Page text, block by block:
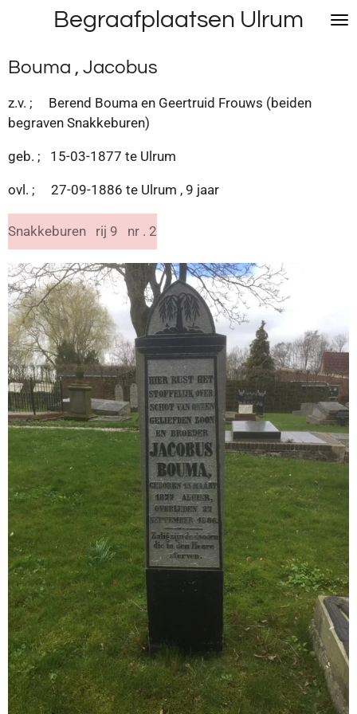
naar
de
hoofdinhoud
Begraafplaatsen Ulrum
Bouma , Jacobus
z.v. ; Berend Bouma en Geertruid Frouws (beiden
begraven Snakkeburen)
geb. ; 15-03-1877 te Ulrum
ovl. ; 27-09-1886 te Ulrum , 9 jaar
Snakkeburen rij 9 nr . 2